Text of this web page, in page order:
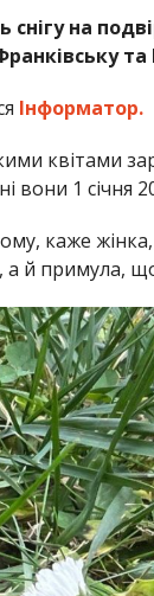
снігу на
Інформатор.
квітами
вони 1 січня
каже жінка,
а й примула,